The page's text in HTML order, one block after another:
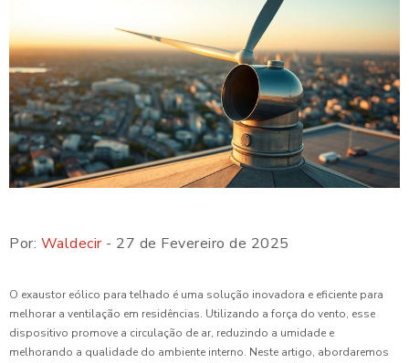
Por: Waldecir- 27 de Fevereiro de 2025
O exaustor eólico para telhado é uma solução inovadora e eficiente para
melhorar a ventilação em residências. Utilizando a força do vento, esse
dispositivo promove a circulação de ar, reduzindo a umidade e
melhorando a qualidade do ambiente interno. Neste artigo, abordaremos